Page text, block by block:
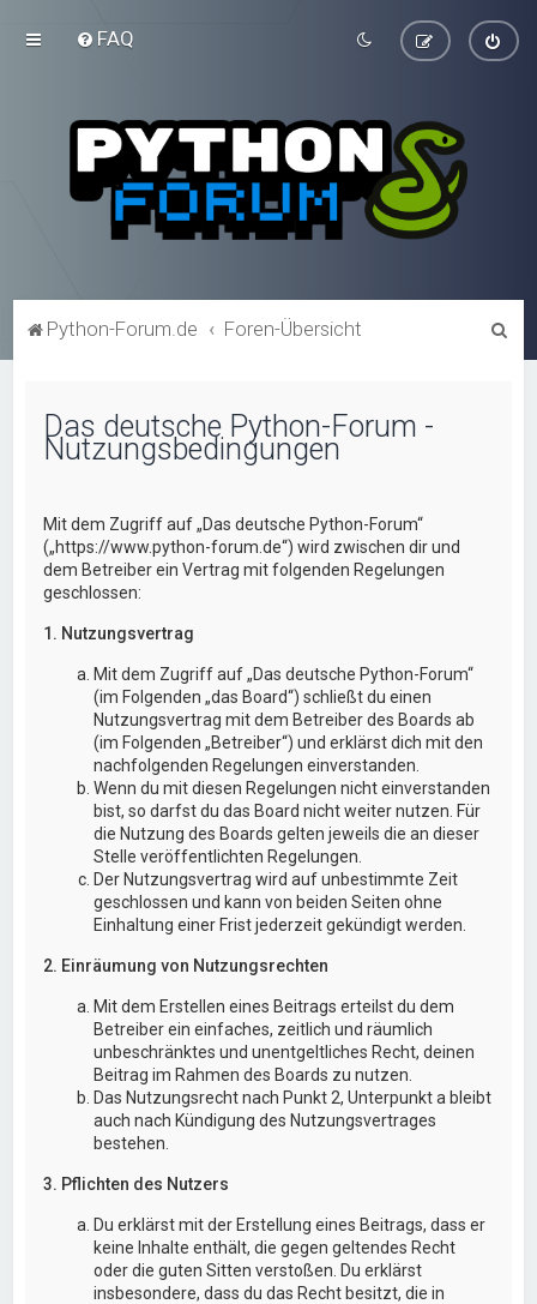
FAQ
Python-Forum.de Foren-Übersicht
Das deutsche Python-Forum -
Nutzungsbedingungen
Mit dem Zugriff auf „Das deutsche Python-Forum“
(„https://www.python-forum.de“) wird zwischen dir und
dem Betreiber ein Vertrag mit folgenden Regelungen
geschlossen:
1. Nutzungsvertrag
Mit dem Zugriff auf „Das deutsche Python-Forum“
(im Folgenden „das Board“) schließt du einen
Nutzungsvertrag mit dem Betreiber des Boards ab
(im Folgenden „Betreiber“) und erklärst dich mit den
nachfolgenden Regelungen einverstanden.
Wenn du mit diesen Regelungen nicht einverstanden
bist, so darfst du das Board nicht weiter nutzen. Für
die Nutzung des Boards gelten jeweils die an dieser
Stelle veröffentlichten Regelungen.
Der Nutzungsvertrag wird auf unbestimmte Zeit
geschlossen und kann von beiden Seiten ohne
Einhaltung einer Frist jederzeit gekündigt werden.
2. Einräumung von Nutzungsrechten
Mit dem Erstellen eines Beitrags erteilst du dem
Betreiber ein einfaches, zeitlich und räumlich
unbeschränktes und unentgeltliches Recht, deinen
Beitrag im Rahmen des Boards zu nutzen.
Das Nutzungsrecht nach Punkt 2, Unterpunkt a bleibt
auch nach Kündigung des Nutzungsvertrages
bestehen.
3. Pflichten des Nutzers
Du erklärst mit der Erstellung eines Beitrags, dass er
keine Inhalte enthält, die gegen geltendes Recht
oder die guten Sitten verstoßen. Du erklärst
insbesondere, dass du das Recht besitzt, die in